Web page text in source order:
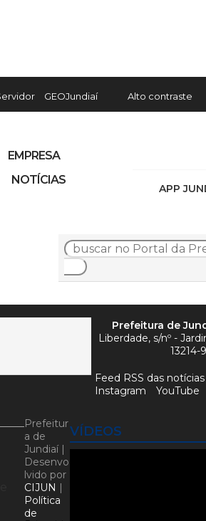
GEOJundiaí Alto contraste
APP
EMPRESA
NOTÍCIAS
VÍDEOS
Prefeitura de
Liberdade, s/nº -
13214-
Feed RSS das notícias
Instagram
YouTube
Prefeitur
a de
Jundiaí |
Desenvo
lvido por
CIJUN |
Política
de